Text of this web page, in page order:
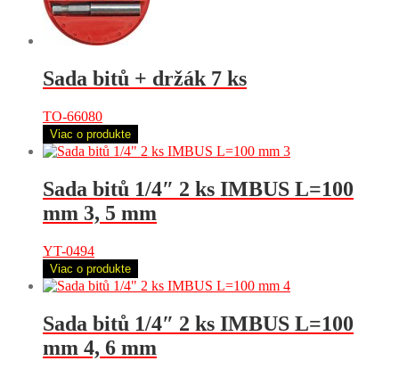
Sada bitů + držák 7 ks
TO-66080
Viac o produkte
Sada bitů 1/4″ 2 ks IMBUS L=100
mm 3, 5 mm
YT-0494
Viac o produkte
Sada bitů 1/4″ 2 ks IMBUS L=100
mm 4, 6 mm